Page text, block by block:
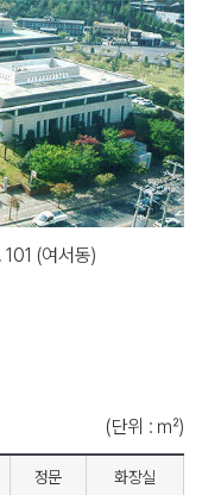
101 (여서동)
(단위 : ㎡)
정문 화장실